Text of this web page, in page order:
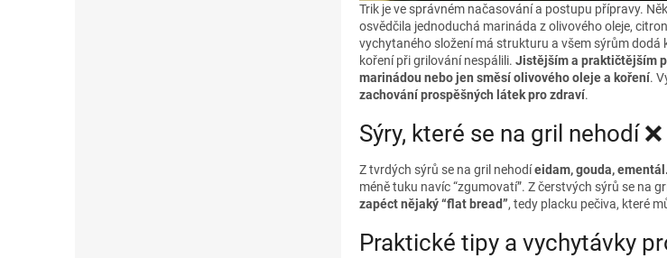
Trik je ve správném načasování a postupu přípravy.
osvědčila jednoduchá marináda z olivového oleje,
vychytaného složení má strukturu a všem sýrům
koření při grilování nespálili. Jistějším a praktičtějším
marinádou nebo jen směsí olivového oleje a koření.
zachování prospěšných látek pro zdraví.
Sýry, které se na gril nehodí ❌
Z tvrdých sýrů se na gril nehodíeidam, gouda, ementál.
méně tuku navíc “zgumovatí”. Z čerstvých sýrů se na
zapéct nějaký “flat bread”, tedy placku pečiva, které
Praktické tipy a vychytávky